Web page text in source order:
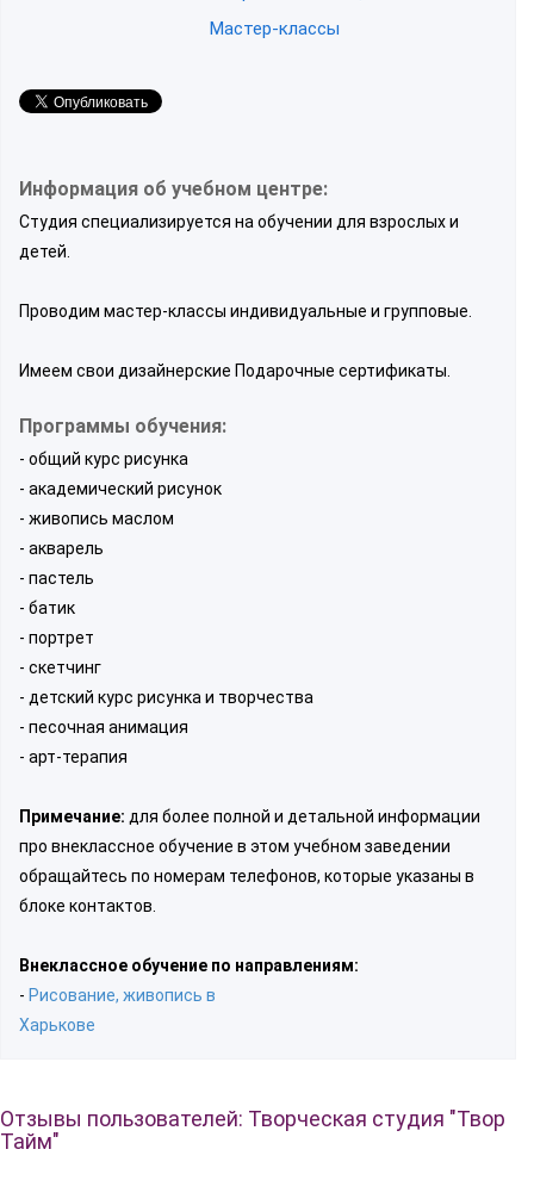
Мастер-классы
Информация об учебном центре:
Студия специализируется на обучении для взрослых и
детей.
Проводим мастер-классы индивидуальные и групповые.
Имеем свои дизайнерские Подарочные сертификаты.
Программы обучения:
- общий курс рисунка
- академический рисунок
- живопись маслом
- акварель
- пастель
- батик
- портрет
- скетчинг
- детский курс рисунка и творчества
- песочная анимация
- арт-терапия
Примечание: для более полной и детальной информации
про внеклассное обучение в этом учебном заведении
обращайтесь по номерам телефонов, которые указаны в
блоке контактов.
Внеклассное обучение по направлениям:
- Рисование, живопись в
Харькове
Отзывы пользователей: Творческая студия "Твор
Тайм"